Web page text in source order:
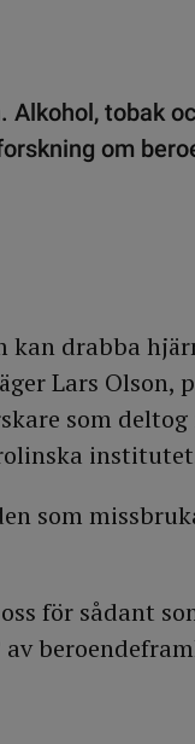
tobak
om
drabba
Lars Olson,
som
som
för sådant